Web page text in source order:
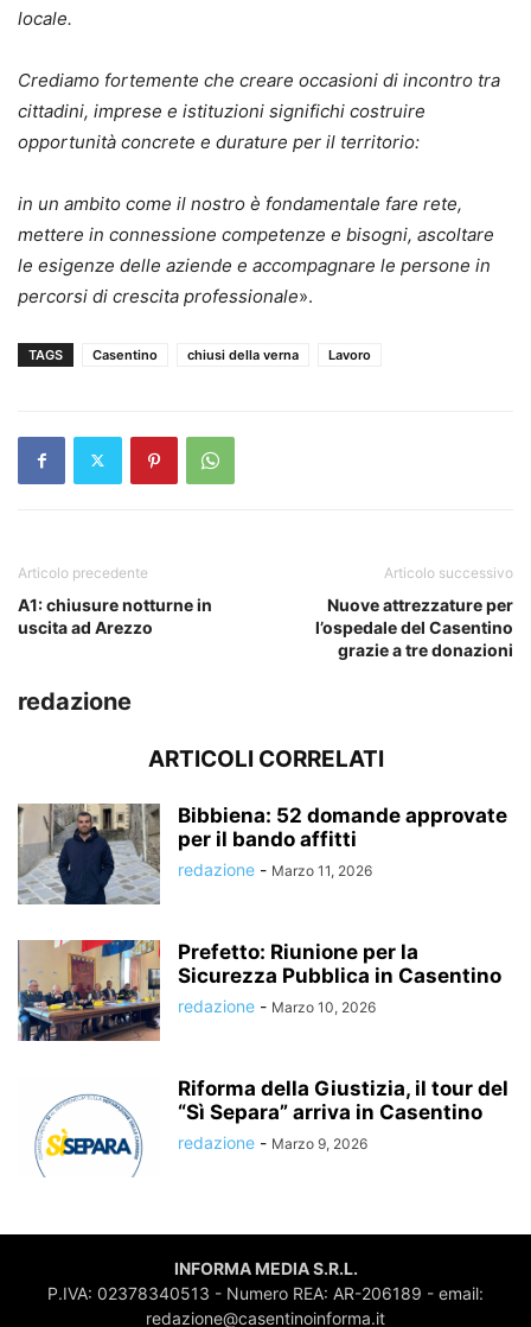
locale.
Crediamo fortemente che creare occasioni di incontro tra
cittadini, imprese e istituzioni significhi costruire
opportunità concrete e durature per il territorio:
in un ambito come il nostro è fondamentale fare rete,
mettere in connessione competenze e bisogni, ascoltare
le esigenze delle aziende e accompagnare le persone in
percorsi di crescita professionale».
TAGS Casentino chiusi della verna Lavoro
Articolo precedente
A1: chiusure notturne in
uscita ad Arezzo
Articolo successivo
Nuove attrezzature per
l’ospedale del Casentino
grazie a tre donazioni
redazione
ARTICOLI CORRELATI
Bibbiena: 52 domande approvate
per il bando affitti
redazione - Marzo 11, 2026
Prefetto: Riunione per la
Sicurezza Pubblica in Casentino
redazione - Marzo 10, 2026
Riforma della Giustizia, il tour del
“Sì Separa” arriva in Casentino
redazione - Marzo 9, 2026
INFORMA MEDIA S.R.L.
P.IVA: 02378340513 - Numero REA: AR-206189 - email:
redazione@casentinoinforma.it